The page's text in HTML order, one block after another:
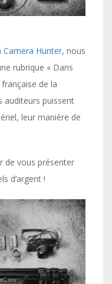
Camera Hunter, nous
rubrique « Dans
de la
auditeurs puissent
leur manière de
de vous présenter
d’argent !